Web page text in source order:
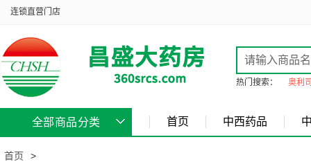
连锁直营门店
热门搜索： 奥利
全部商品分类 首页 中西药品
首页 >